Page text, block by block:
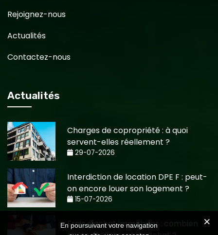
Rejoignez-nous
Actualités
Contactez-nous
Actualités
Charges de copropriété : à quoi
servent-elles réellement ?
29-07-2026
Interdiction de location DPE F : peut-
on encore louer son logement ?
15-07-2026
Frais d'achat immobilier : combien
En poursuivant votre navigation